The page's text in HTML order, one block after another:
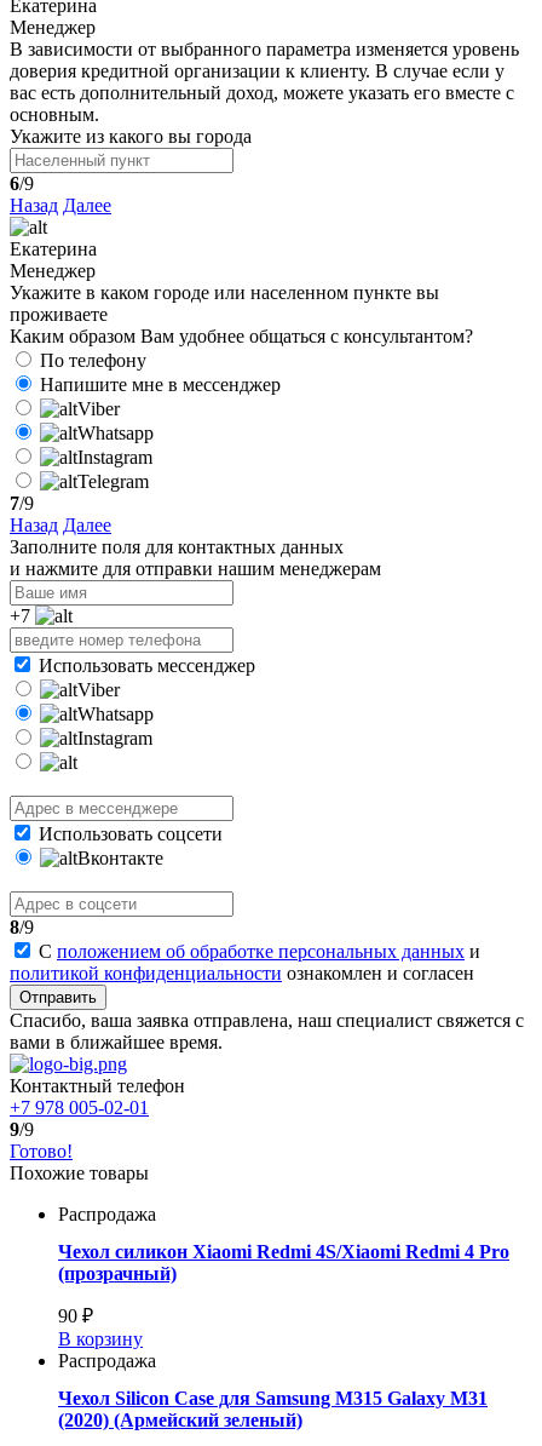
Екатерина
Менеджер
В зависимости от выбранного параметра изменяется уровень
доверия кредитной организации к клиенту. В случае если у
вас есть дополнительный доход, можете указать его вместе с
основным.
Укажите из какого вы города
6/9
Назад Далее
Екатерина
Менеджер
Укажите в каком городе или населенном пункте вы
проживаете
Каким образом Вам удобнее общаться с консультантом?
По телефону
Напишите мне в мессенджер
Viber
Whatsapp
Instagram
Telegram
7/9
Назад Далее
Заполните поля для контактных данных
и нажмите для отправки нашим менеджерам
+7
Использовать мессенджер
Viber
Whatsapp
Instagram
Использовать соцсети
Вконтакте
8/9
С положением об обработке персональных данных и
политикой конфиденциальности ознакомлен и согласен
Отправить
Спасибо, ваша заявка отправлена, наш специалист свяжется с
вами в ближайшее время.
Контактный телефон
+7 978 005-02-01
9/9
Готово!
Похожие товары
Распродажа
Чехол силикон Xiaomi Redmi 4S/Xiaomi Redmi 4 Pro
(прозрачный)
90 ₽
В корзину
Распродажа
Чехол Silicon Case для Samsung M315 Galaxy M31
(2020) (Армейский зеленый)